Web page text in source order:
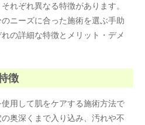
れぞれ異なる特徴があります。
ニーズに合った施術を選ぶ手助
の詳細な特徴とメリット・デメ
徴
用して肌をケアする施術方法で
奥深くまで入り込み、汚れや不